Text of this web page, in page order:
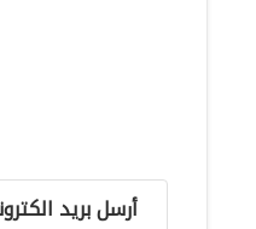
أرسل بريد